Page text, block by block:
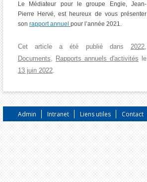
Le Médiateur pour le groupe Engie, Jean-
Pierre Hervé, est heureux de vous présenter
son rapport annuel pour l’année 2021.
Cet article a été publié dans 2022,
Documents, Rapports annuels d'activités le
13 juin 2022.
Admin Intranet Liens utiles Contact